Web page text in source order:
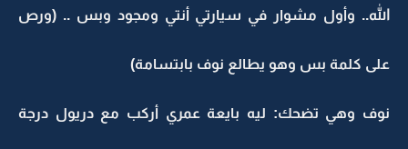
الله.. وأول مشوار في سيارتي أنتي ومجود وبس .. (ورص
على كلمة بس وهو يطالع نوف بابتسامة)
نوف وهي تضحك: ليه بايعة عمري أركب مع دريول درجة